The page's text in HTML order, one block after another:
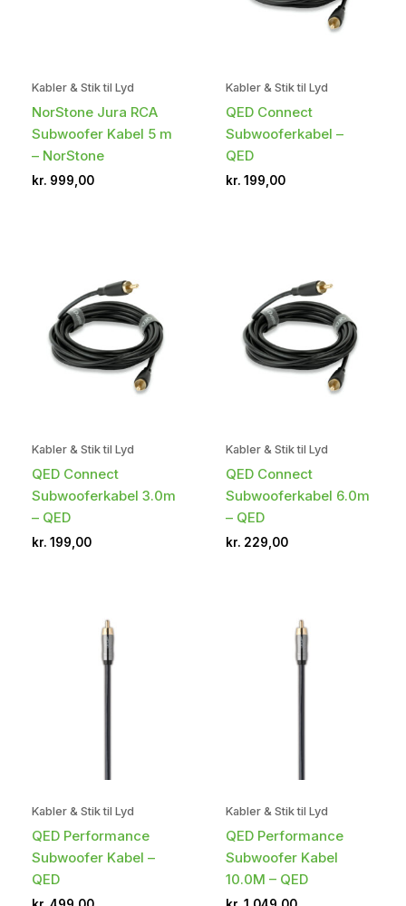
Kabler & Stik til Lyd
NorStone Jura RCA
Subwoofer Kabel 5 m
– NorStone
kr. 999,00
Kabler & Stik til Lyd
QED Connect
Subwooferkabel –
QED
kr. 199,00
Kabler & Stik til Lyd
QED Connect
Subwooferkabel 3.0m
– QED
kr. 199,00
Kabler & Stik til Lyd
QED Connect
Subwooferkabel 6.0m
– QED
kr. 229,00
Kabler & Stik til Lyd
QED Performance
Subwoofer Kabel –
QED
Kabler & Stik til Lyd
QED Performance
Subwoofer Kabel
10.0M – QED